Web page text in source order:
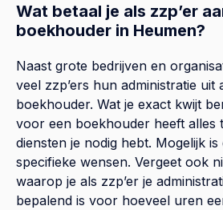
Wat betaal je als zzp’er
boekhouder in Heumen?
Naast grote bedrijven en
veel zzp’ers hun administratie uit
boekhouder. Wat je exact kwijt
voor een boekhouder heeft alles
diensten je nodig hebt. Mogelijk
specifieke wensen. Vergeet ook
waarop je als zzp’er je
bepalend is voor hoeveel uren